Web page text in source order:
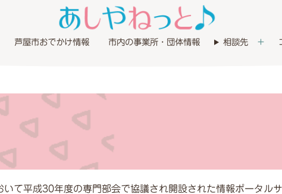
芦屋市おでかけ情報 市内の事業所・団体情報 相談先
て平成30年度の専門部会で協議され開設された情報ポータルサ